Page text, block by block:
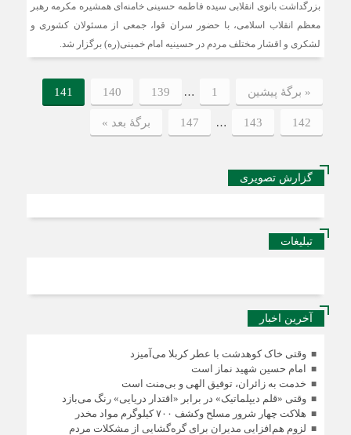
بزرگداشت بانوی انقلابی سیده فاطمه حسینی خامنه‌ای همشیره مکرمه رهبر
معظم انقلاب اسلامی، با حضور سران قوا، جمعی از مسئولان کشوری و
لشکری و اقشار مختلف مردم در حسینیه امام خمینی(ره) برگزار شد.
« برگه‌ٔ پیشین 1
…
139
140
141
142
143
…
147 برگهٔ بعد »
گزارش تصویری
تبلیغات
آخرین اخبار
وقتی خاک کوهدشت با عطر کربلا می‌آمیزد
امام حسین شهید نماز است
خدمت به زائران، توفیق الهی و بی‌منت است
وقتی «قلم دیپلماتیک» در برابر «اقتدار دریایی» رنگ می‌بازد
هلاکت چهار شرور مسلح وکشف ۷۰۰ کیلوگرم مواد مخدر
لزوم هم‌افزایی مدیران برای گره‌گشایی از مشکلات مردم